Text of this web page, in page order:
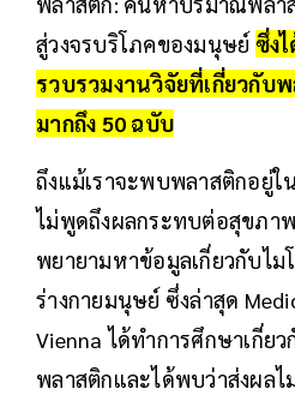
สู่วงจรบริโภคของมนุษย์ ซึ่ง
รวบรวมงานวิจัยที่เกี่ยวกับ
มากถึง 50 ฉบับ
ถึงแม้เราจะพบพลาสติกอยู่ใ
ไม่พูดถึงผลกระทบต่อสุขภา
พยายามหาข้อมูลเกี่ยวกับไม
ร่างกายมนุษย์ ซึ่งล่าสุด
Vienna ได้ทำการศึกษาเกี่ย
พลาสติกและได้พบว่าส่งผลไ